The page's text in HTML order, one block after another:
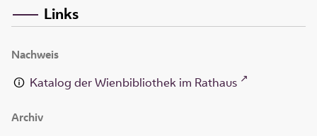
Links
Nachweis
Katalog der Wienbibliothek im Rathaus
Archiv